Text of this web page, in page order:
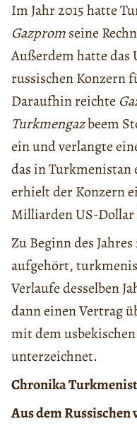
Im Jahr 2015 hatte
Gazpromseine
Außerdem hatte das
russischen Konzern
Daraufhin reichte
Turkmengazbeem
ein und verlangte
das in Turkmenistan
erhielt der Konzern
Milliarden US-
Zu Beginn des Jahres
aufgehört,
Verlaufe desselben
dann einen Vertrag
mit dem
unterzeichnet.
Chronika
Aus dem Russischen